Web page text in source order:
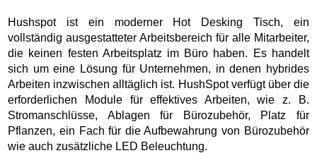
Hushspot ist ein moderner Hot Desking Tisch, ein
vollständig ausgestatteter Arbeitsbereich für alle Mitarbeiter,
die keinen festen Arbeitsplatz im Büro haben. Es handelt
sich um eine Lösung für Unternehmen, in denen hybrides
Arbeiten inzwischen alltäglich ist. HushSpot verfügt über die
erforderlichen Module für effektives Arbeiten, wie z. B.
Stromanschlüsse, Ablagen für Bürozubehör, Platz für
Pflanzen, ein Fach für die Aufbewahrung von Bürozubehör
wie auch zusätzliche LED Beleuchtung.